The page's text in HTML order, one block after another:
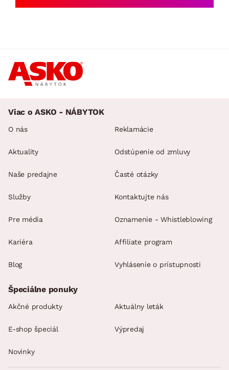
Viac o ASKO - NÁBYTOK
O nás
Aktuality
Naše predajne
Služby
Pre média
Kariéra
Blog
Reklamácie
Odstúpenie od zmluvy
Časté otázky
Kontaktujte nás
Oznamenie - Whistleblowing
Affiliate program
Vyhlásenie o prístupnosti
Špeciálne ponuky
Akčné produkty Aktuálny leták
E-shop špeciál Výpredaj
Novinky